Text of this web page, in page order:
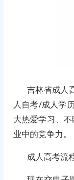
吉林省成人
人自考/成人学
大热爱学习、
业中的竞争力。
成人高考流